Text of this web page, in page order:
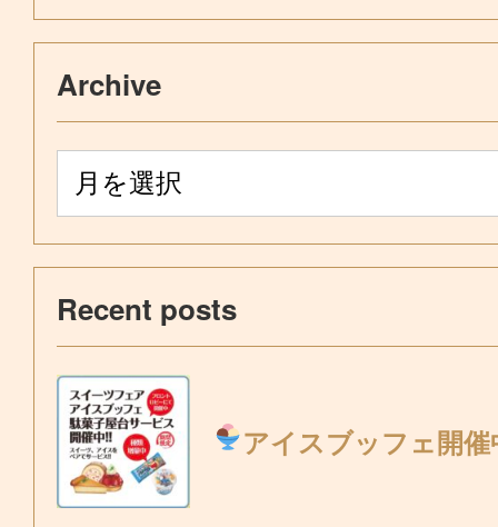
Archive
Recent posts
アイスブッフェ開催